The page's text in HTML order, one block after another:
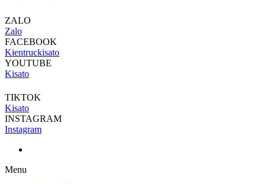
ZALO
Zalo
FACEBOOK
Kientruckisato
YOUTUBE
Kisato
TIKTOK
Kisato
INSTAGRAM
Instagram
Menu